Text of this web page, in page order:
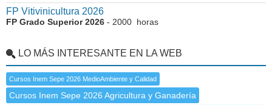
FP Vitivinicultura 2026
FP Grado Superior 2026 - 2000 horas
LO MÁS INTERESANTE EN LA WEB
Cursos Inem Sepe 2026 MedioAmbiente y Calidad
Cursos Inem Sepe 2026 Agricultura y Ganadería